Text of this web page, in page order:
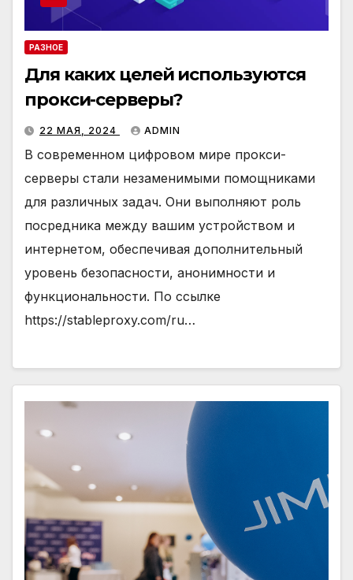
РАЗНОЕ
Для каких целей используются
прокси-серверы?
22 МАЯ, 2024 ADMIN
В современном цифровом мире прокси-
серверы стали незаменимыми помощниками
для различных задач. Они выполняют роль
посредника между вашим устройством и
интернетом, обеспечивая дополнительный
уровень безопасности, анонимности и
функциональности. По ссылке
https://stableproxy.com/ru…